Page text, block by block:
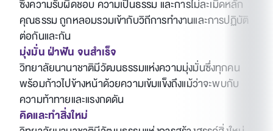
ซึ่งความรับผิดชอบ ความเป็นธรรม และการไม่ละเมิดหลัก
คุณธรรม ถูกหลอมรวมเข้ากับวิถีการทำงานและการปฏิบัติ
ต่อกันและกัน
มุ่งมั่น ฝ่าฟัน จนสำเร็จ
วิทยาลัยนานาชาติมีวัฒนธรรมแห่งความมุ่งมั่นซึ่งทุกคน
พร้อมก้าวไปข้างหน้าด้วยความเข้มแข็งถึงแม้ว่าจะพบกับ
ความท้าทายและแรงกดดัน
คิดและทำสิ่งใหม่